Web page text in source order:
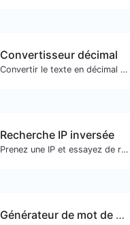
Convertisseur décimal
Convertir le texte en décimal et inversement pour toute entrée de chaîne.
Recherche IP inversée
Prenez une IP et essayez de rechercher le domaine/hôte qui lui est associé.
Générateur de mot de passe